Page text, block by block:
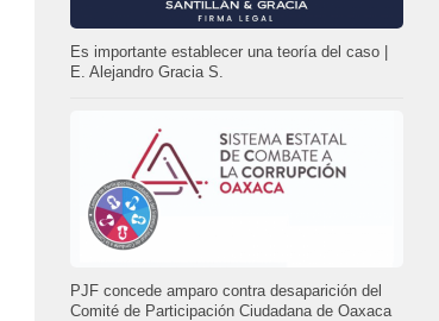
Es importante establecer una teoría del caso |
E. Alejandro Gracia S.
PJF concede amparo contra desaparición del
Comité de Participación Ciudadana de Oaxaca